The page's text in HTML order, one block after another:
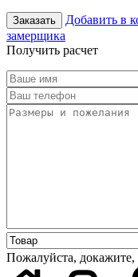
Заказать Добавить в
замерщика
Получить расчет
Пожалуйста,